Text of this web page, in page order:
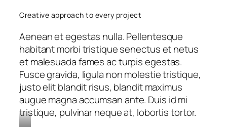
Creative approach to every project
Aenean et egestas nulla. Pellentesque
habitant morbi tristique senectus et netus
et malesuada fames ac turpis egestas.
Fusce gravida, ligula non molestie tristique,
justo elit blandit risus, blandit maximus
augue magna accumsan ante. Duis id mi
tristique, pulvinar neque at, lobortis tortor.